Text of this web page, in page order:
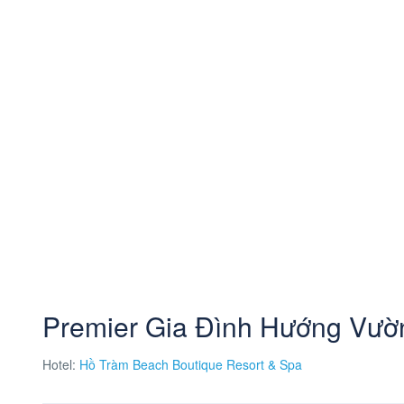
Premier Gia Đình Hướng
Hotel: Hồ Tràm Beach Boutique Resort & Spa